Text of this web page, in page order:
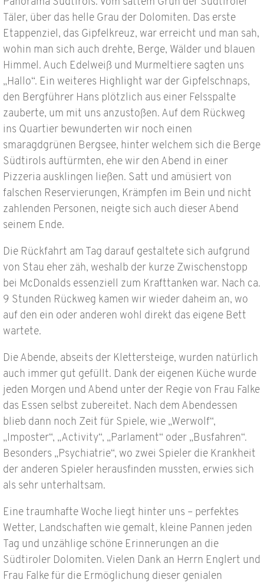
Panorama Südtirols. Vom sattem Grün der Südtiroler
Täler, über das helle Grau der Dolomiten. Das erste
Etappenziel, das Gipfelkreuz, war erreicht und man sah,
wohin man sich auch drehte, Berge, Wälder und blauen
Himmel. Auch Edelweiß und Murmeltiere sagten uns
„Hallo“. Ein weiteres Highlight war der Gipfelschnaps,
den Bergführer Hans plötzlich aus einer Felsspalte
zauberte, um mit uns anzustoßen. Auf dem Rückweg
ins Quartier bewunderten wir noch einen
smaragdgrünen Bergsee, hinter welchem sich die Berge
Südtirols auftürmten, ehe wir den Abend in einer
Pizzeria ausklingen ließen. Satt und amüsiert von
falschen Reservierungen, Krämpfen im Bein und nicht
zahlenden Personen, neigte sich auch dieser Abend
seinem Ende.
Die Rückfahrt am Tag darauf gestaltete sich aufgrund
von Stau eher zäh, weshalb der kurze Zwischenstopp
bei McDonalds essenziell zum Krafttanken war. Nach ca.
9 Stunden Rückweg kamen wir wieder daheim an, wo
auf den ein oder anderen wohl direkt das eigene Bett
wartete.
Die Abende, abseits der Klettersteige, wurden natürlich
auch immer gut gefüllt. Dank der eigenen Küche wurde
jeden Morgen und Abend unter der Regie von Frau Falke
das Essen selbst zubereitet. Nach dem Abendessen
blieb dann noch Zeit für Spiele, wie „Werwolf“,
„Imposter“, „Activity“, „Parlament“ oder „Busfahren“.
Besonders „Psychiatrie“, wo zwei Spieler die Krankheit
der anderen Spieler herausfinden mussten, erwies sich
als sehr unterhaltsam.
Eine traumhafte Woche liegt hinter uns – perfektes
Wetter, Landschaften wie gemalt, kleine Pannen jeden
Tag und unzählige schöne Erinnerungen an die
Südtiroler Dolomiten. Vielen Dank an Herrn Englert und
Frau Falke für die Ermöglichung dieser genialen